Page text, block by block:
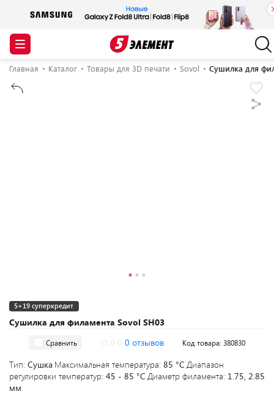
Главная Каталог Товары для 3D печати Sovol Сушилка для
Сушилка для филамента Sovol SH03
5+19 суперкредит
Сравнить 0 отзывов Код товара: 380830
Тип: Сушка Максимальная температура: 85 °C Диапазон
регулировки температур: 45 - 85 °C Диаметр филамента: 1.75, 2.85
мм